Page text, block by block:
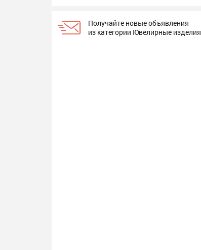
Получайте новые объявления
из категории Ювелирные изделия